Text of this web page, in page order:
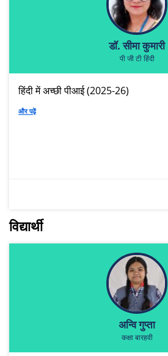
डॉ. सीमा कुमारी
पी जी टी हिंदी
हिंदी में अच्छी पीआई (2025-26)
और पढ़ें
विद्यार्थी
अन्वि गुप्ता
कक्षा बारहवी